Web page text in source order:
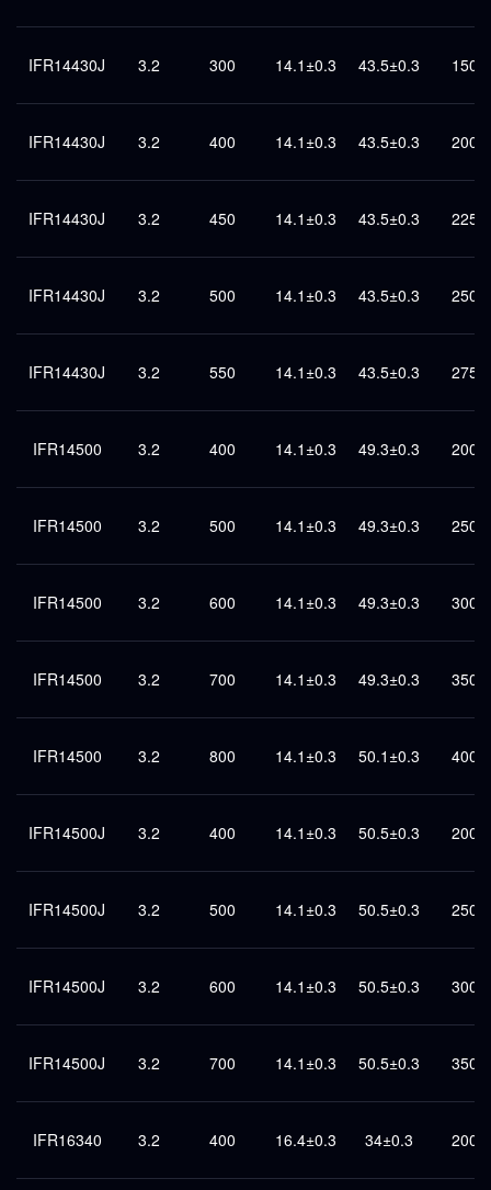
IFR14430J 3.2 300 14.1±0.3 43.5±0.3 150
IFR14430J 3.2 400 14.1±0.3 43.5±0.3 200
IFR14430J 3.2 450 14.1±0.3 43.5±0.3 225
IFR14430J 3.2 500 14.1±0.3 43.5±0.3 250
IFR14430J 3.2 550 14.1±0.3 43.5±0.3 275
IFR14500 3.2 400 14.1±0.3 49.3±0.3 200
IFR14500 3.2 500 14.1±0.3 49.3±0.3 250
IFR14500 3.2 600 14.1±0.3 49.3±0.3 300
IFR14500 3.2 700 14.1±0.3 49.3±0.3 350
IFR14500 3.2 800 14.1±0.3 50.1±0.3 400
IFR14500J 3.2 400 14.1±0.3 50.5±0.3 200
IFR14500J 3.2 500 14.1±0.3 50.5±0.3 250
IFR14500J 3.2 600 14.1±0.3 50.5±0.3 300
IFR14500J 3.2 700 14.1±0.3 50.5±0.3 350
IFR16340 3.2 400 16.4±0.3 34±0.3 200